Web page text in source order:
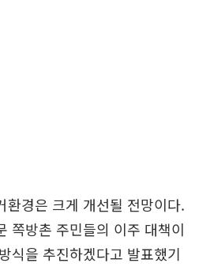
환경은 크게 개선될 전망이다.
쪽방촌 주민들의 이주 대책이
식을 추진하겠다고 발표했기